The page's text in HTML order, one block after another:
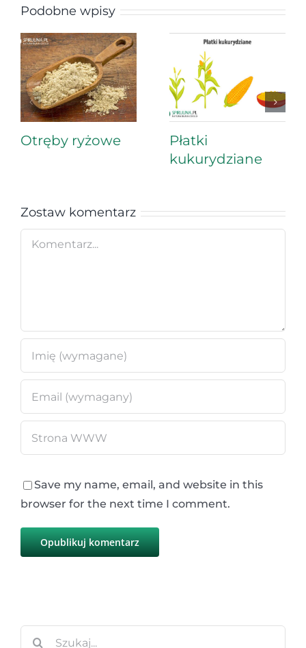
Podobne wpisy
Otręby ryżowe
Płatki
kukurydziane
Zostaw komentarz
Comment
Save my name, email, and website in this
browser for the next time I comment.